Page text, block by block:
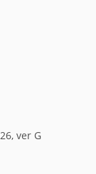
ver G